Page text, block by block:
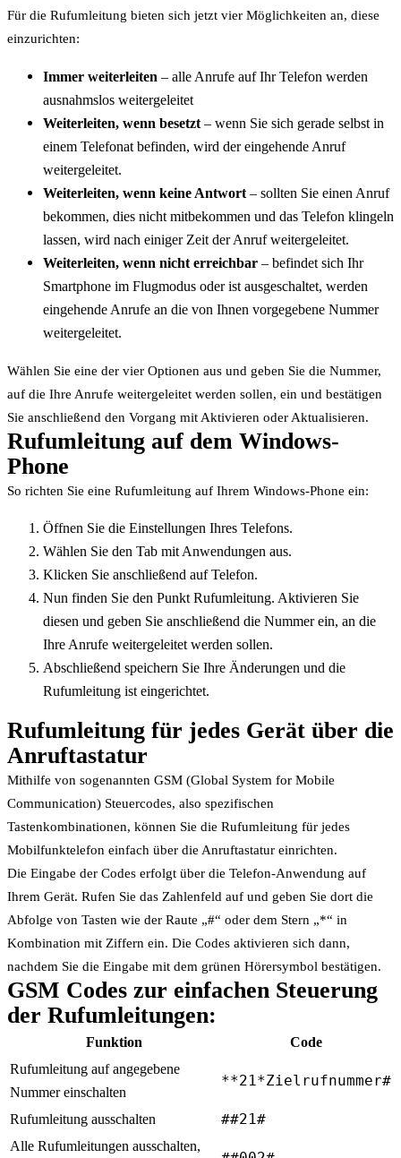
Für die Rufumleitung bieten sich jetzt vier Möglichkeiten an, diese
einzurichten:
Immer weiterleiten – alle Anrufe auf Ihr Telefon werden
ausnahmslos weitergeleitet
Weiterleiten, wenn besetzt – wenn Sie sich gerade selbst in
einem Telefonat befinden, wird der eingehende Anruf
weitergeleitet.
Weiterleiten, wenn keine Antwort – sollten Sie einen Anruf
bekommen, dies nicht mitbekommen und das Telefon klingeln
lassen, wird nach einiger Zeit der Anruf weitergeleitet.
Weiterleiten, wenn nicht erreichbar – befindet sich Ihr
Smartphone im Flugmodus oder ist ausgeschaltet, werden
eingehende Anrufe an die von Ihnen vorgegebene Nummer
weitergeleitet.
Wählen Sie eine der vier Optionen aus und geben Sie die Nummer,
auf die Ihre Anrufe weitergeleitet werden sollen, ein und bestätigen
Sie anschließend den Vorgang mit Aktivieren oder Aktualisieren.
Rufumleitung auf dem Windows-
Phone
So richten Sie eine Rufumleitung auf Ihrem Windows-Phone ein:
Öffnen Sie die Einstellungen Ihres Telefons.
Wählen Sie den Tab mit Anwendungen aus.
Klicken Sie anschließend auf Telefon.
Nun finden Sie den Punkt Rufumleitung. Aktivieren Sie
diesen und geben Sie anschließend die Nummer ein, an die
Ihre Anrufe weitergeleitet werden sollen.
Abschließend speichern Sie Ihre Änderungen und die
Rufumleitung ist eingerichtet.
Rufumleitung für jedes Gerät über die
Anruftastatur
Mithilfe von sogenannten GSM (Global System for Mobile
Communication) Steuercodes, also spezifischen
Tastenkombinationen, können Sie die Rufumleitung für jedes
Mobilfunktelefon einfach über die Anruftastatur einrichten.
Die Eingabe der Codes erfolgt über die Telefon-Anwendung auf
Ihrem Gerät. Rufen Sie das Zahlenfeld auf und geben Sie dort die
Abfolge von Tasten wie der Raute „#“ oder dem Stern „*“ in
Kombination mit Ziffern ein. Die Codes aktivieren sich dann,
nachdem Sie die Eingabe mit dem grünen Hörersymbol bestätigen.
GSM Codes zur einfachen Steuerung
der Rufumleitungen:
Funktion
Code
Rufumleitung auf angegebene
Nummer einschalten
**21*Zielrufnummer#
Rufumleitung ausschalten
##21#
Alle Rufumleitungen ausschalten,